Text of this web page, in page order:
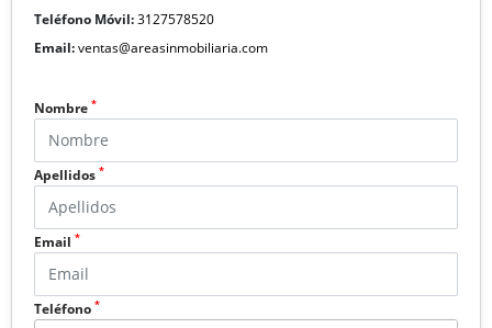
Teléfono Móvil:3127578520
Email:ventas@areasinmobiliaria.com
Nombre *
Apellidos *
Email *
Teléfono *